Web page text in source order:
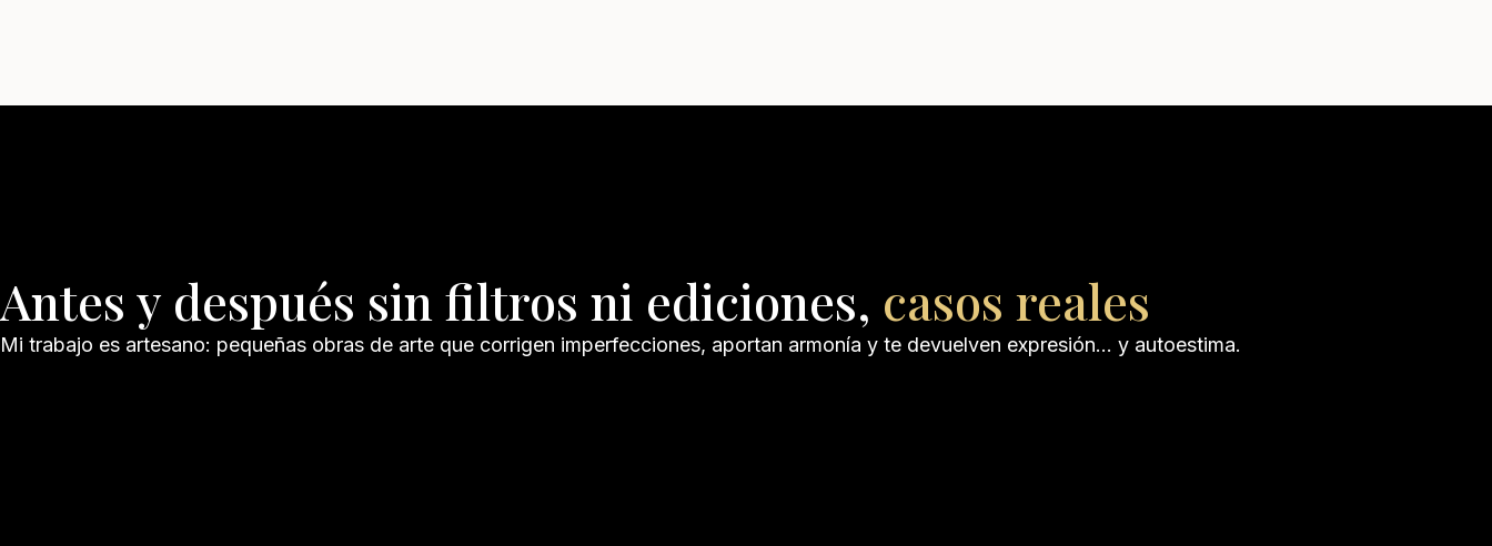
Antes y después sin filtros ni ediciones, casos reales
Mi trabajo es artesano: pequeñas obras de arte que corrigen imperfecciones, aportan armonía y te devuelven expresión… y autoestima.